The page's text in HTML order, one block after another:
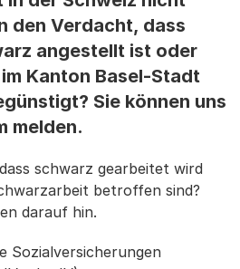
den Verdacht, dass
angestellt ist oder
Kanton Basel-Stadt
Sie können uns
melden.
schwarz gearbeitet wird
betroffen sind?
darauf hin.
Sozialversicherungen